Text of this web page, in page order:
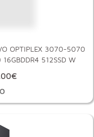
OPTIPLEX 3070-5070
512SSD W